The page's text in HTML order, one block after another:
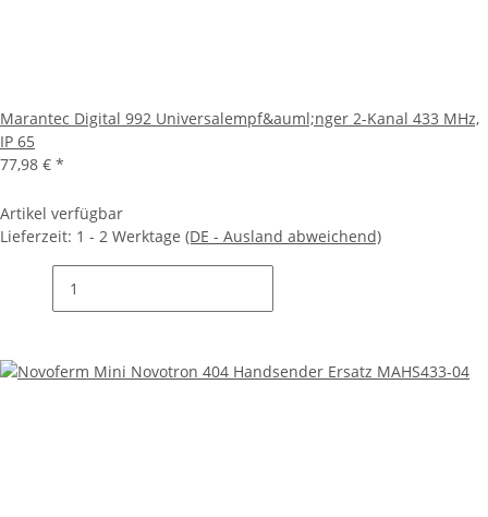
Marantec Digital 992 Universalempf&auml;nger 2-Kanal 433 MHz,
IP 65
77,98 € *
Artikel verfügbar
Lieferzeit: 1 - 2 Werktage (DE - Ausland abweichend)